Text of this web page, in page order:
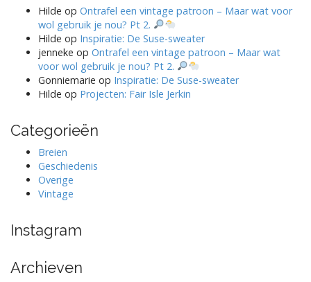
Hilde op Ontrafel een vintage patroon – Maar wat voor
wol gebruik je nou? Pt 2.
Hilde op Inspiratie: De Suse-sweater
jenneke op Ontrafel een vintage patroon – Maar wat
voor wol gebruik je nou? Pt 2.
Gonniemarie op Inspiratie: De Suse-sweater
Hilde op Projecten: Fair Isle Jerkin
Categorieën
Breien
Geschiedenis
Overige
Vintage
Instagram
Archieven